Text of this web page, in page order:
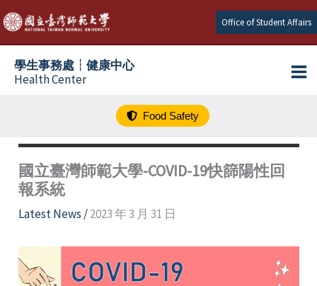
跳
至
主
Office of Student Affairs
學生事務處┆健康中心
Health Center
Food Safety
國立臺灣師範大學-COVID-19快篩陽性回
報系統
Latest News /2023 年 3 月 31 日